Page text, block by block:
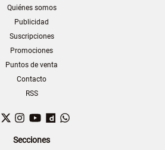
Quiénes somos
Publicidad
Suscripciones
Promociones
Puntos de venta
Contacto
RSS
Facebook
TwitterInstagram
YouTubeDailymotion
Secciones